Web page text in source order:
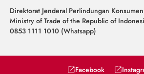
Direktorat Jenderal Perlindungan
Ministry of Trade of the Republic of
0853 1111 1010 (Whatsapp)
Facebook